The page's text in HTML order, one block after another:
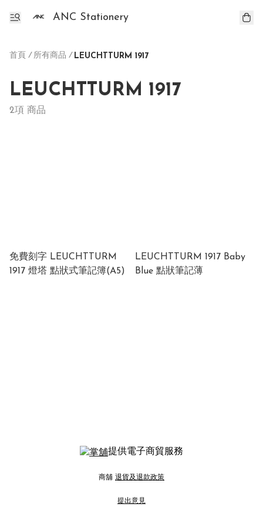
ANC Stationery
首頁 / 所有商品 / LEUCHTTURM 1917
LEUCHTTURM 1917
2項 商品
免費刻字 LEUCHTTURM
1917 燈塔 點狀式筆記簿(A5)
LEUCHTTURM 1917 Baby
Blue 點狀筆記薄
提供電子商貿服務
商舖 退貨及退款政策
提出意見